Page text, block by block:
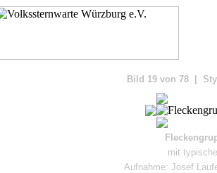
Bild 19 von 78 |
mit
Aufnahme: Josef